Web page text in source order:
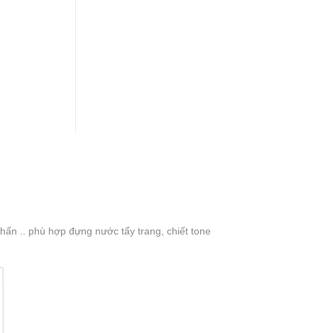
.. phù hợp đựng nước tẩy trang, chiết tone